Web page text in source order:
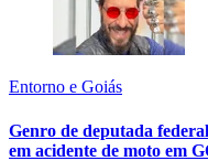
Entorno e Goiás
Genro de deputada
em acidente de moto em